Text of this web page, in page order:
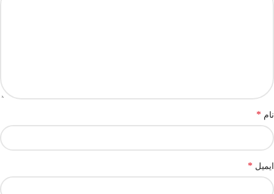
نام *
ایمیل *